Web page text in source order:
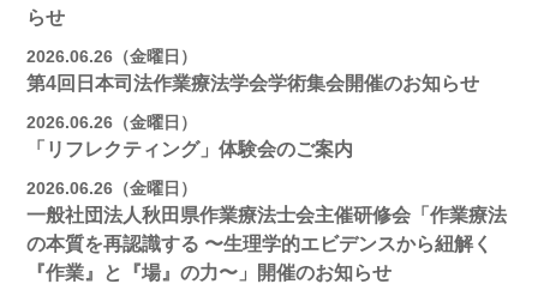
らせ
2026.06.26（金曜日）
第4回日本司法作業療法学会学術集会開催のお知らせ
2026.06.26（金曜日）
「リフレクティング」体験会のご案内
2026.06.26（金曜日）
一般社団法人秋田県作業療法士会主催研修会「作業療法
の本質を再認識する 〜生理学的エビデンスから紐解く
『作業』と『場』の力〜」開催のお知らせ